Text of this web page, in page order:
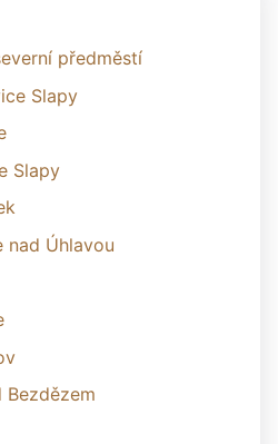
předměstí
Slapy
Slapy
nad Úhlavou
Bezdězem